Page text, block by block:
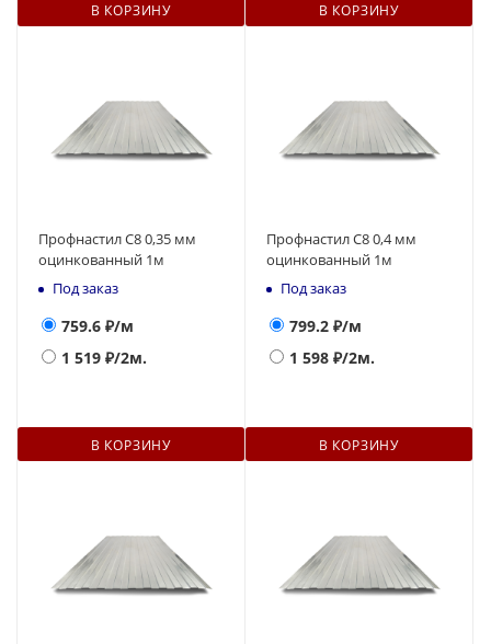
В КОРЗИНУ В КОРЗИНУ
Профнастил С8 0,35 мм
оцинкованный 1м
Под заказ
759.6 ₽/м
1 519 ₽/2м.
В КОРЗИНУ
Профнастил С8 0,4 мм
оцинкованный 1м
Под заказ
799.2 ₽/м
1 598 ₽/2м.
В КОРЗИНУ